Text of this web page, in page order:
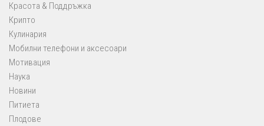
Красота & Поддръжка
Крипто
Кулинария
Мобилни телефони и аксесоари
Мотивация
Наука
Новини
Питиета
Плодове